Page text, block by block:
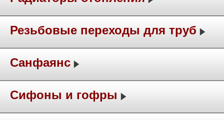
Резьбовые переходы для труб
Санфаянс
Сифоны и гофры